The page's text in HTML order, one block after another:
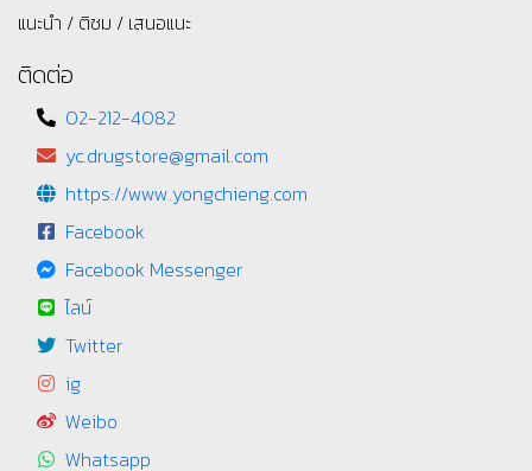
แนะนำ / ติชม / เสนอแนะ
ติดต่อ
02-212-4082
yc.drugstore@gmail.com
https://www.yongchieng.com
Facebook
Facebook Messenger
ไลน์
Twitter
ig
Weibo
Whatsapp